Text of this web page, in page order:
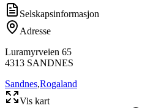
Selskapsinformasjon
Adresse
Luramyrveien 65
4313 SANDNES
Sandnes,Rogaland
Vis kart